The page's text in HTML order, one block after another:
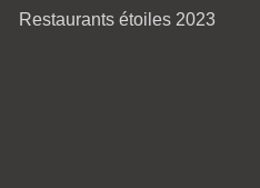
Restaurants étoiles 2023